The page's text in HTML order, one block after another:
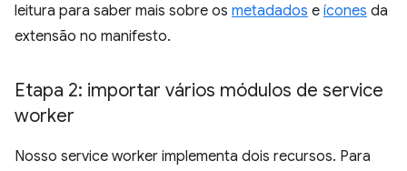
leitura para saber mais sobre os metadados e ícones da
extensão no manifesto.
Etapa 2: importar vários módulos de service
worker
Nosso service worker implementa dois recursos. Para